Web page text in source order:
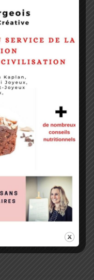
Lalande
,Présentation des